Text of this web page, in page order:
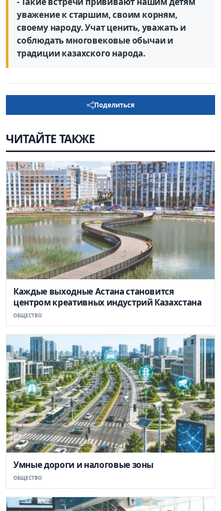
уважение к старшим, своим корням,
своему народу. Учат ценить, уважать и
соблюдать многовековые обычаи и
традиции казахского народа.
Поделиться
ЧИТАЙТЕ ТАКЖЕ
Каждые выходные Астана становится
центром креативных индустрий Казахстана
ОБЩЕСТВО
Умные дороги и налоговые зоны
ОБЩЕСТВО